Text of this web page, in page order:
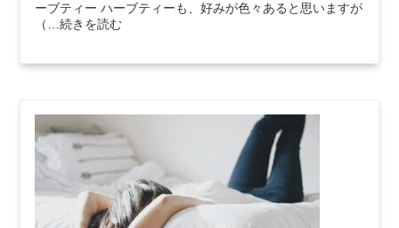
ーブティー ハーブティーも、好みが色々あると思いますが
（…続きを読む